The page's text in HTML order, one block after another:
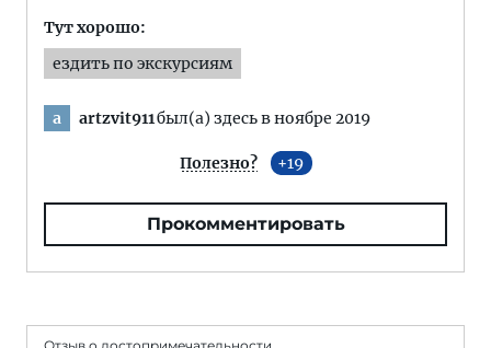
Тут хорошо:
ездить по экскурсиям
a artzvit911был(а) здесь в ноябре 2019
Полезно? 19
Прокомментировать